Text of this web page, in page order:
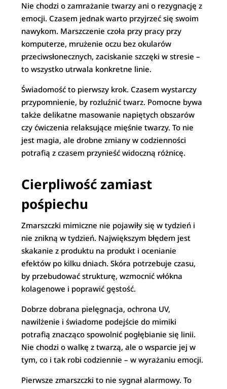
Nie chodzi o zamrażanie twarzy ani o rezygnację z
emocji. Czasem jednak warto przyjrzeć się swoim
nawykom. Marszczenie czoła przy pracy przy
komputerze, mrużenie oczu bez okularów
przeciwsłonecznych, zaciskanie szczęki w stresie –
to wszystko utrwala konkretne linie.
Świadomość to pierwszy krok. Czasem wystarczy
przypomnienie, by rozluźnić twarz. Pomocne bywa
także delikatne masowanie napiętych obszarów
czy ćwiczenia relaksujące mięśnie twarzy. To nie
jest magia, ale drobne zmiany w codzienności
potrafią z czasem przynieść widoczną różnicę.
Cierpliwość zamiast
pośpiechu
Zmarszczki mimiczne nie pojawiły się w tydzień i
nie znikną w tydzień. Największym błędem jest
skakanie z produktu na produkt i ocenianie
efektów po kilku dniach. Skóra potrzebuje czasu,
by przebudować strukturę, wzmocnić włókna
kolagenowe i poprawić gęstość.
Dobrze dobrana pielęgnacja, ochrona UV,
nawilżenie i świadome podejście do mimiki
potrafią znacząco spowolnić pogłębianie się linii.
Nie chodzi o walkę z twarzą, ale o wsparcie jej w
tym, co i tak robi codziennie – w wyrażaniu emocji.
Pierwsze zmarszczki to nie sygnał alarmowy. To